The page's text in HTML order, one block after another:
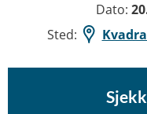
Dato:
Sted: